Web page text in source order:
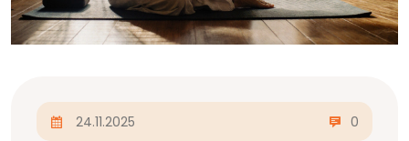
24.11.2025 0